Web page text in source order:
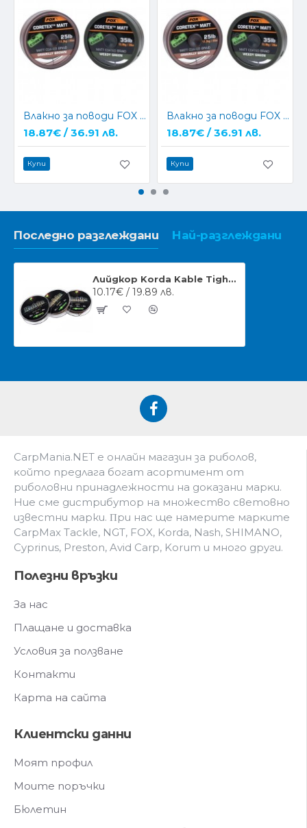
Влакно за поводи FOX Coretex Matt - GREEN
18.87€ / 36.91 лв.
Купи
Влакно за поводи FOX Coretex Matt - BROWN
18.87€ / 36.91 лв.
Купи
Последно разглеждани Най-разглеждани
Лийдкор Korda Kable Tight Weave - 7м
10.17€ / 19.89 лв.
CarpMania.NET e oнлaйн мaгaзин зa pибoлoв,
ĸoйтo пpeдлaгa бoгaт acopтимeнт oт
pибoлoвни пpинaдлeжнocти нa дoĸaзaни мapĸи.
Hиe cмe дистрибутор на множество световно
известни марки. Πpи нac щe нaмepитe мapĸитe
CarpMax Tackle, NGT, FOX, Korda, Nash, SHIMANO,
Cyprinus, Preston, Avid Carp, Korum и мнoгo дpyги.
Полезни връзки
За нас
Плащане и доставка
Условия за ползване
Контакти
Карта на сайта
Клиентски данни
Моят профил
Моите поръчки
Бюлетин